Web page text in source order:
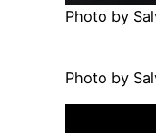
Photo by
Photo by